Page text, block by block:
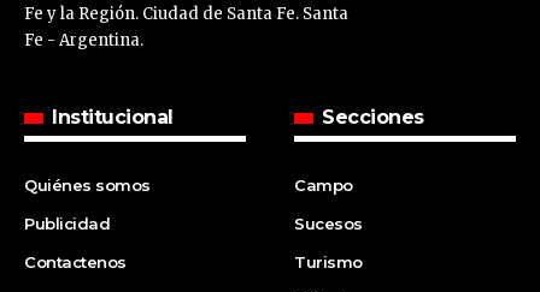
Fe y la Región. Ciudad de Santa Fe. Santa
Fe - Argentina.
Institucional
Quiénes somos
Publicidad
Contactenos
Secciones
Campo
Sucesos
Turismo